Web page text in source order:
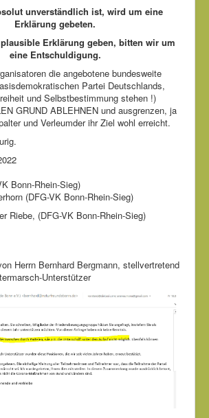
unverständlich ist, wird um eine
Erklärung gebeten.
Erklärung geben, bitten wir um
eine Entschuldigung.
die angebotene bundesweite
Partei Deutschlands,
und Selbstbestimmung stehen !)
GRUND ABLEHNEN und ausgrenzen, ja
und Verleumder ihr Ziel wohl erreicht.
Bonn-Rhein-Sieg)
(DFG-VK Bonn-Rhein-Sieg)
Riebe, (DFG-VK Bonn-Rhein-Sieg)
Herrn Bernhard Bergmann, stellvertretend
Unterstützer